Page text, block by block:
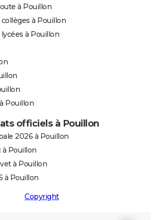
à Pouillon
à Pouillon
à Pouillon
Pouillon
officiels à Pouillon
2026 à Pouillon
à Pouillon
à Pouillon
à Pouillon
Copyright